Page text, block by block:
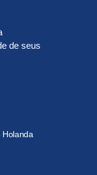
de seus
Holanda